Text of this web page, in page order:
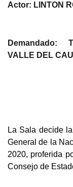
Actor: LINTON
Demandado:
VALLE DEL
La Sala decide
General de la
2020, proferida
Consejo de